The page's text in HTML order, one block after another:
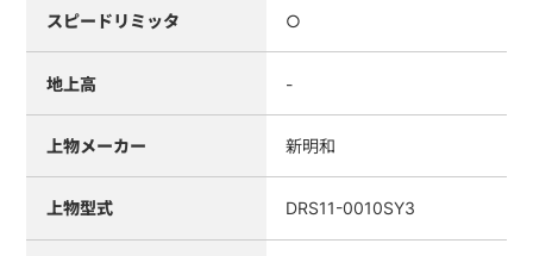
スピードリミッタ ○
地上高 -
上物メーカー 新明和
上物型式 DRS11-0010SY3